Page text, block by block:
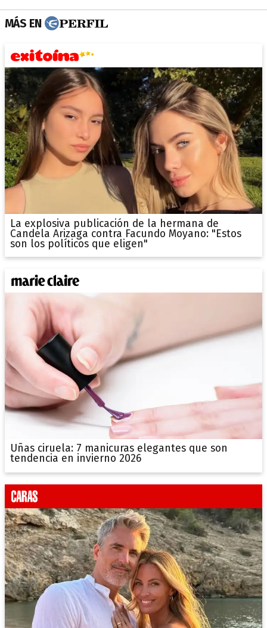
MÁS EN
La explosiva publicación de la hermana de
Candela Arizaga contra Facundo Moyano: "Estos
son los políticos que eligen"
Uñas ciruela: 7 manicuras elegantes que son
tendencia en invierno 2026